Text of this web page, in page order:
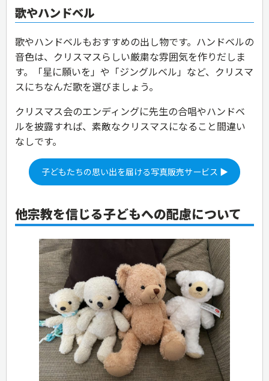
歌やハンドベル
歌やハンドベルもおすすめの出し物です。ハンドベルの
音色は、クリスマスらしい厳粛な雰囲気を作りだしま
す。「星に願いを」や「ジングルベル」など、クリスマ
スにちなんだ歌を選びましょう。
クリスマス会のエンディングに先生の合唱やハンドベ
ルを披露すれば、素敵なクリスマスになること間違い
なしです。
子どもたちの思い出を届ける写真販売サービス ▶
他宗教を信じる子どもへの配慮について